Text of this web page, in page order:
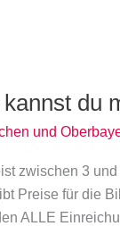
kannst du
und
zwischen 3
Preise für die
ALLE